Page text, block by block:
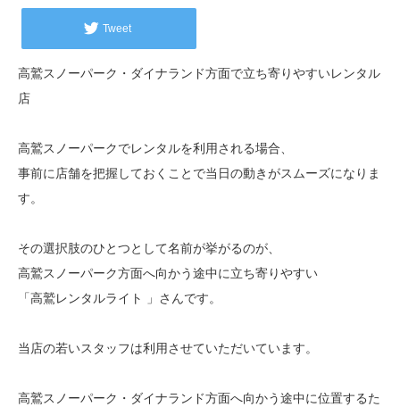
Tweet
高鷲スノーパーク・ダイナランド方面で立ち寄りやすいレンタル
店
高鷲スノーパークでレンタルを利用される場合、
事前に店舗を把握しておくことで当日の動きがスムーズになりま
す。
その選択肢のひとつとして名前が挙がるのが、
高鷲スノーパーク方面へ向かう途中に立ち寄りやすい
「高鷲レンタルライト 」さんです。
当店の若いスタッフは利用させていただいています。
高鷲スノーパーク・ダイナランド方面へ向かう途中に位置するた